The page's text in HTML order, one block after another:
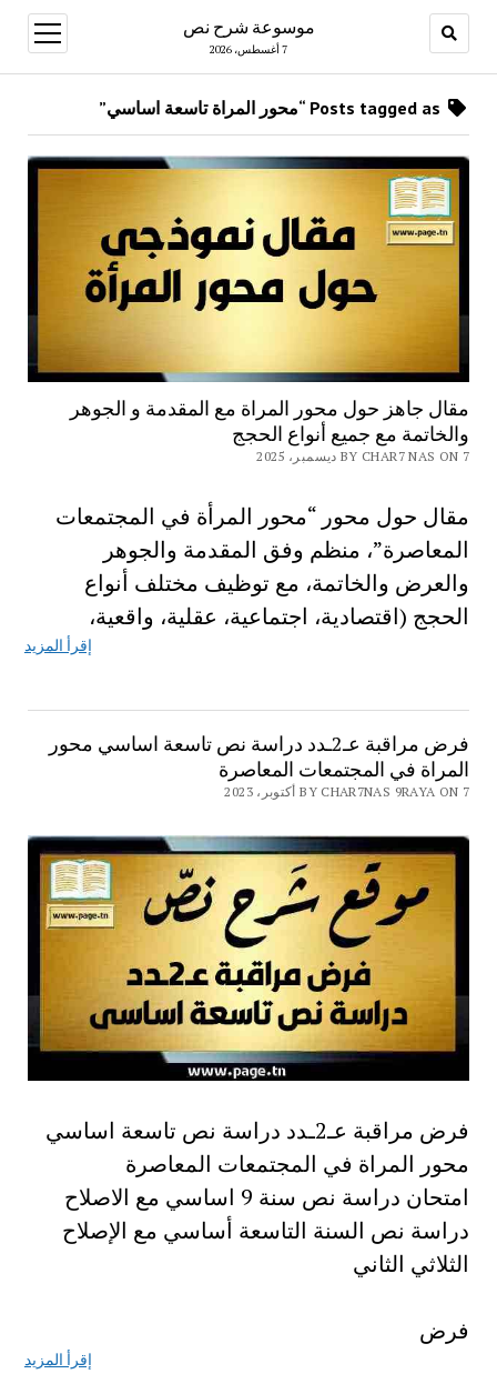
موسوعة شرح نص
7 أغسطس، 2026
open
menu
مقال جاهز حول محور المراة مع المقدمة و الجوهر
والخاتمة مع جميع أنواع الحجج
BY CHAR7 NAS ON 7 ديسمبر، 2025
مقال حول محور “محور المرأة في المجتمعات
المعاصرة”، منظم وفق المقدمة والجوهر
والعرض والخاتمة، مع توظيف مختلف أنواع
الحجج (اقتصادية، اجتماعية، عقلية، واقعية،
إقرأ المزيد
فرض مراقبة عـ2ـدد دراسة نص تاسعة اساسي محور
المراة في المجتمعات المعاصرة
BY CHAR7NAS 9RAYA ON 7 أكتوبر، 2023
فرض مراقبة عـ2ـدد دراسة نص تاسعة اساسي
محور المراة في المجتمعات المعاصرة
امتحان دراسة نص سنة 9 اساسي مع الاصلاح
دراسة نص السنة التاسعة أساسي مع الإصلاح
الثلاثي الثاني
فرض
إقرأ المزيد